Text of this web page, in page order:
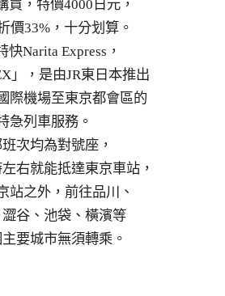
買，特價4000日元，
價33%，十分划算。
快Narita Express，
」，是由JR東日本推出
際機場至東京都會區的
急列車服務。
次均為對號座，
右就能抵達東京車站，
站之外，前往品川、
谷、池袋、橫濱等
要城市無須轉乘。